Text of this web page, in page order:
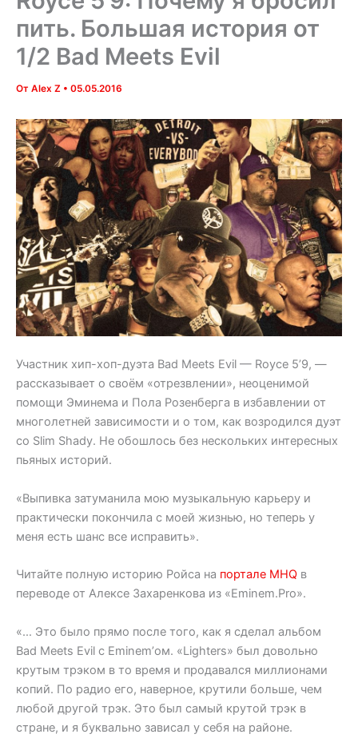
пить. Большая история от
1/2 Bad Meets Evil
От Alex Z • 05.05.2016
Участник хип-хоп-дуэта Bad Meets Evil — Royce 5’9, —
рассказывает о своём «отрезвлении», неоценимой
помощи Эминема и Пола Розенберга в избавлении от
многолетней зависимости и о том, как возродился дуэт
со Slim Shady. Не обошлось без нескольких интересных
пьяных историй.
«Выпивка затуманила мою музыкальную карьеру и
практически покончила с моей жизнью, но теперь у
меня есть шанс все исправить».
Читайте полную историю Ройса на портале MHQ в
переводе от Алексе Захаренкова из «Eminem.Pro».
«… Это было прямо после того, как я сделал альбом
Bad Meets Evil с Eminem’ом. «Lighters» был довольно
крутым трэком в то время и продавался миллионами
копий. По радио его, наверное, крутили больше, чем
любой другой трэк. Это был самый крутой трэк в
стране, и я буквально зависал у себя на районе.